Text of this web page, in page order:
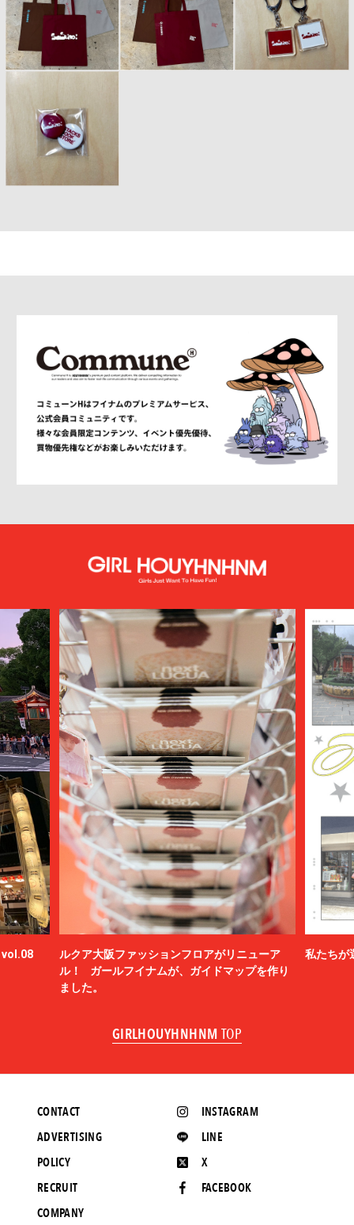
vol.08
ルクア大阪ファッションフロアがリニューア
ル！ ガールフイナムが、ガイドマップを作り
ました。
私たちが
GIRLHOUYHNHNM TOP
INSTAGRAM
LINE
X
FACEBOOK
CONTACT
ADVERTISING
POLICY
RECRUIT
COMPANY